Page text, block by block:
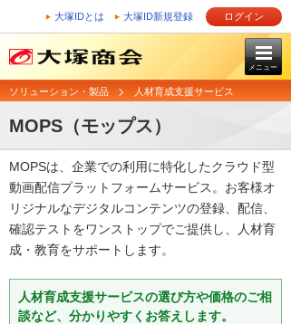
大塚IDとは 大塚ID新規登録 ログイン
メニュー
ソリューション・製品 人材育成支援サービス
MOPS（モップス）
MOPSは、企業での利用に特化したクラウド型
動画配信プラットフォームサービス。お客様オ
リジナルなデジタルコンテンツの登録、配信、
確認テストをワンストップでご提供し、人材育
成・教育をサポートします。
人材育成支援サービスの選び方や価格のご相
談など、分かりやすくお答えします。